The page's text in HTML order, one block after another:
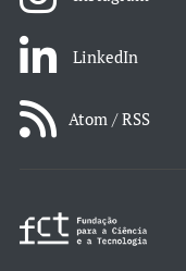
LinkedIn
Atom / RSS